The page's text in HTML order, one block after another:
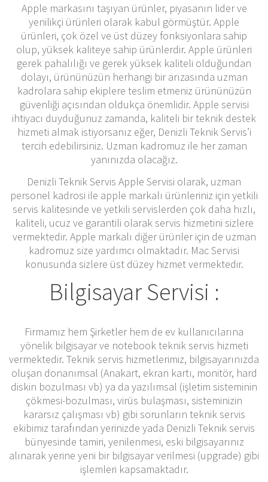
Apple markasını taşıyan ürünler, piyasanın lider ve
yenilikçi ürünleri olarak kabul görmüştür. Apple
ürünleri, çok özel ve üst düzey fonksiyonlara sahip
olup, yüksek kaliteye sahip ürünlerdir. Apple ürünleri
gerek pahalılığı ve gerek yüksek kaliteli olduğundan
dolayı, ürününüzün herhangi bir arızasında uzman
kadrolara sahip ekiplere teslim etmeniz ürününüzün
güvenliği açısından oldukça önemlidir. Apple servisi
ihtiyacı duyduğunuz zamanda, kaliteli bir teknik destek
hizmeti almak istiyorsanız eğer, Denizli Teknik Servis’i
tercih edebilirsiniz. Uzman kadromuz ile her zaman
yanınızda olacağız.
Denizli Teknik Servis Apple Servisi olarak, uzman
personel kadrosi ile apple markalı ürünleriniz için yetkili
servis kalitesinde ve yetkili servislerden çok daha hızlı,
kaliteli, ucuz ve garantili olarak servis hizmetini sizlere
vermektedir. Apple markalı diğer ürünler için de uzman
kadromuz size yardımcı olmaktadır. Mac Servisi
konusunda sizlere üst düzey hizmet vermektedir.
Bilgisayar Servisi :
Firmamız hem Şirketler hem de ev kullanıcılarına
yönelik bilgisayar ve notebook teknik servis hizmeti
vermektedir. Teknik servis hizmetlerimiz, bilgisayarınızda
oluşan donanımsal (Anakart, ekran kartı, monitör, hard
diskin bozulması vb) ya da yazılımsal (işletim sisteminin
çökmesi-bozulması, virüs bulaşması, sisteminizin
kararsız çalışması vb) gibi sorunların teknik servis
ekibimiz tarafından yerinizde yada Denizli Teknik servis
bünyesinde tamiri, yenilenmesi, eski bilgisayarınız
alınarak yerine yeni bir bilgisayar verilmesi (upgrade) gibi
işlemleri kapsamaktadır.